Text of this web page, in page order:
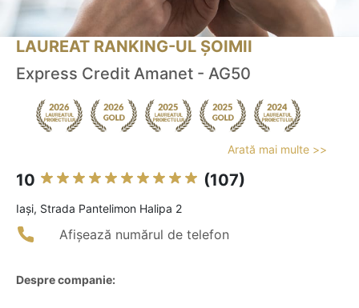
LAUREAT RANKING-UL ȘOIMII
Express Credit Amanet - AG50
Arată mai multe >>
10 (107)
Iaşi, Strada Pantelimon Halipa 2
Afișează numărul de telefon
Despre companie: